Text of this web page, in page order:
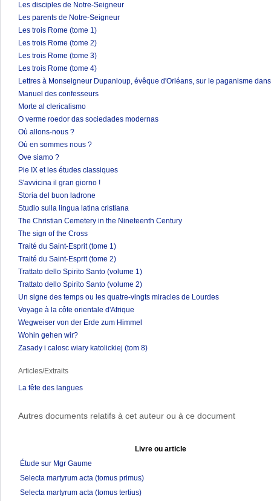
Les disciples de Notre-Seigneur
Les parents de Notre-Seigneur
Les trois Rome (tome 1)
Les trois Rome (tome 2)
Les trois Rome (tome 3)
Les trois Rome (tome 4)
Lettres à Monseigneur Dupanloup, évêque d'Orléans, sur le paganisme
Manuel des confesseurs
Morte al clericalismo
O verme roedor das sociedades modernas
Où allons-nous ?
Où en sommes nous ?
Ove siamo ?
Pie IX et les études classiques
S'avvicina il gran giorno !
Storia del buon ladrone
Studio sulla lingua latina cristiana
The Christian Cemetery in the Nineteenth Century
The sign of the Cross
Traité du Saint-Esprit (tome 1)
Traité du Saint-Esprit (tome 2)
Trattato dello Spirito Santo (volume 1)
Trattato dello Spirito Santo (volume 2)
Un signe des temps ou les quatre-vingts miracles de Lourdes
Voyage à la côte orientale d'Afrique
Wegweiser von der Erde zum Himmel
Wohin gehen wir?
Zasady i calosc wiary katolickiej (tom 8)
Articles/Extraits
La fête des langues
Autres documents relatifs à cet auteur ou à ce document
Livre ou article
Étude sur Mgr Gaume
Selecta martyrum acta (tomus primus)
Selecta martyrum acta (tomus tertius)